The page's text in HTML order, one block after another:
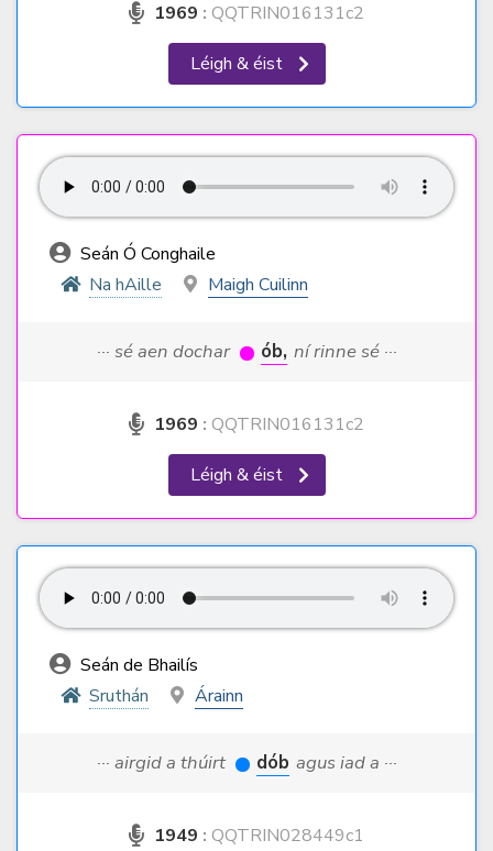
1969 : QQTRIN016131c2
Léigh & éist
Seán Ó Conghaile
Na hAille
Maigh Cuilinn
··· sé aen dochar ób, ní rinne sé ···
1969 : QQTRIN016131c2
Léigh & éist
Seán de Bhailís
Sruthán
Árainn
··· airgid a thúirt dób agus iad a ···
1949 : QQTRIN028449c1